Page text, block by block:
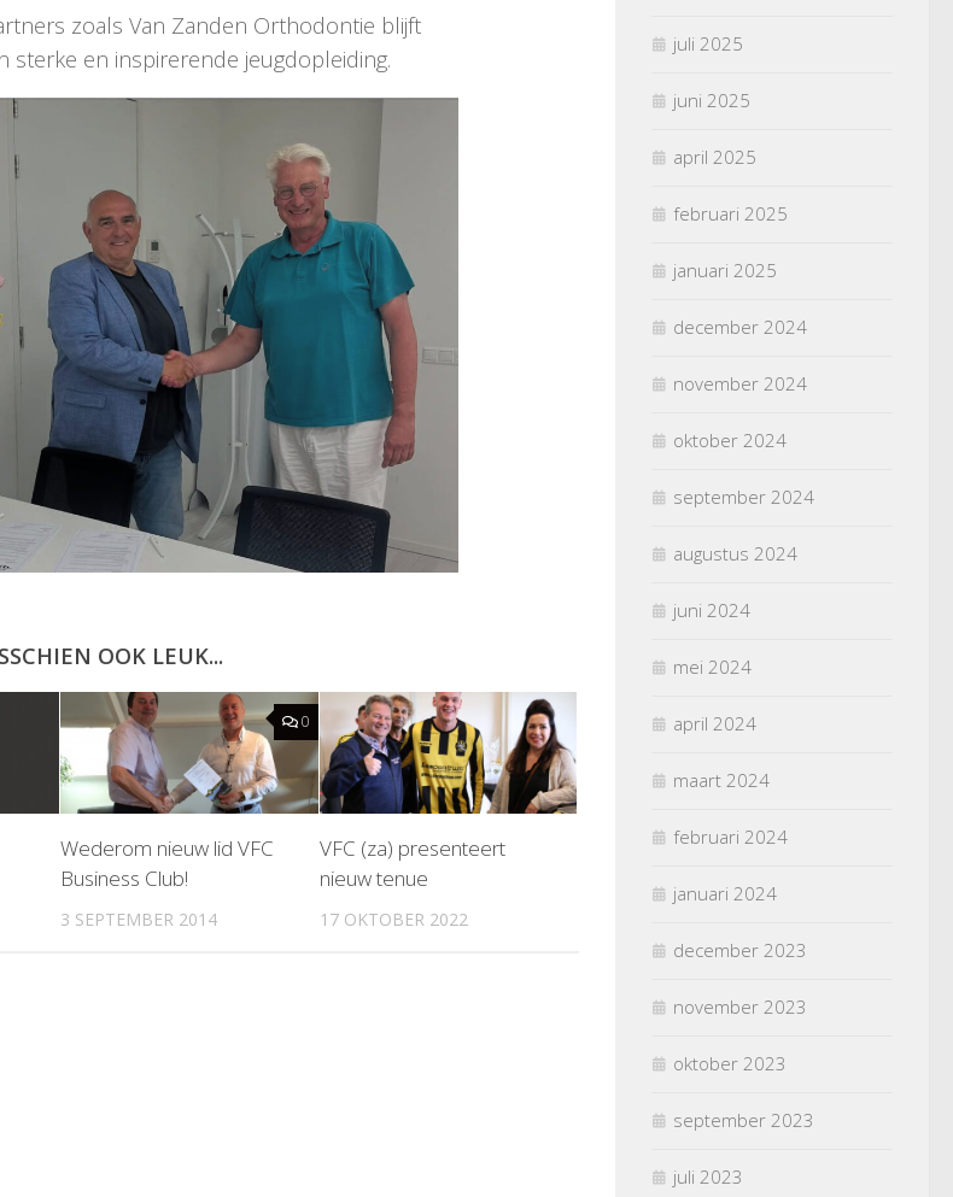
zoals Van Zanden Orthodontie blijft
sterke en inspirerende jeugdopleiding.
OOK LEUK...
0
Wederom nieuw lid VFC
Business Club!
3 SEPTEMBER 2014
VFC (za) presenteert
nieuw tenue
17 OKTOBER 2022
juli 2025
juni 2025
april 2025
februari 2025
januari 2025
december 2024
november 2024
oktober 2024
september 2024
augustus 2024
juni 2024
mei 2024
april 2024
maart 2024
februari 2024
januari 2024
december 2023
november 2023
oktober 2023
september 2023
juli 2023